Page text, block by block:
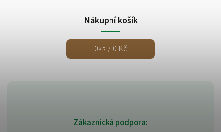
Zákaznická podpora:
Nákupní košík
0ks / 0 Kč